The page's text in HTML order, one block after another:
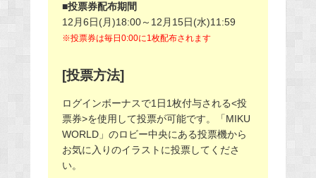
■投票券配布期間
12月6日(月)18:00～12月15日(水)11:59
※投票券は毎日0:00に1枚配布されます
[投票方法]
ログインボーナスで1日1枚付与される<投
票券>を使用して投票が可能です。「MIKU
WORLD」のロビー中央にある投票機から
お気に入りのイラストに投票してくださ
い。